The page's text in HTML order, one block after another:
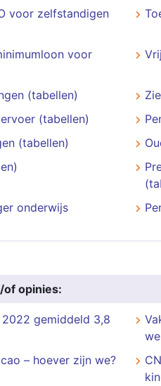
voor zelfstandigen
voor
(tabellen)
(tabellen)
(tabellen)
onderwijs
of opinies:
gemiddeld 3,8
– hoever zijn we?